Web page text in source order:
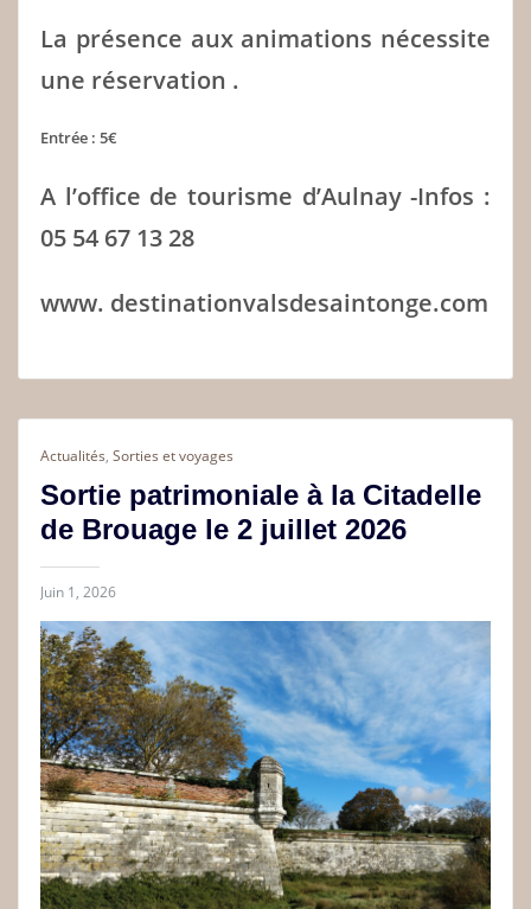
La présence aux animations nécessite
une réservation .
Entrée : 5€
A l’office de tourisme d’Aulnay -Infos :
05 54 67 13 28
www. destinationvalsdesaintonge.com
Actualités, Sorties et voyages
Sortie patrimoniale à la Citadelle
de Brouage le 2 juillet 2026
Juin 1, 2026